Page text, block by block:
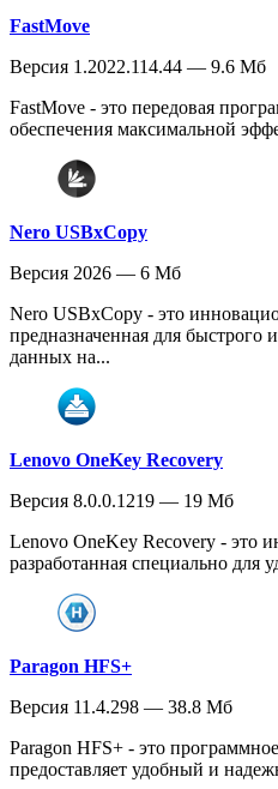
FastMove
Версия 1.2022.114.44 — 9.6 Мб
FastMove - это передовая
обеспечения максимальной
Nero USBxCopy
Версия 2026 — 6 Мб
Nero USBxCopy - это
предназначенная для быстрого
данных на...
Lenovo OneKey Recovery
Версия 8.0.0.1219 — 19 Мб
Lenovo OneKey Recovery - это
разработанная специально для
Paragon HFS+
Версия 11.4.298 — 38.8 Мб
Paragon HFS+ - это
предоставляет удобный и